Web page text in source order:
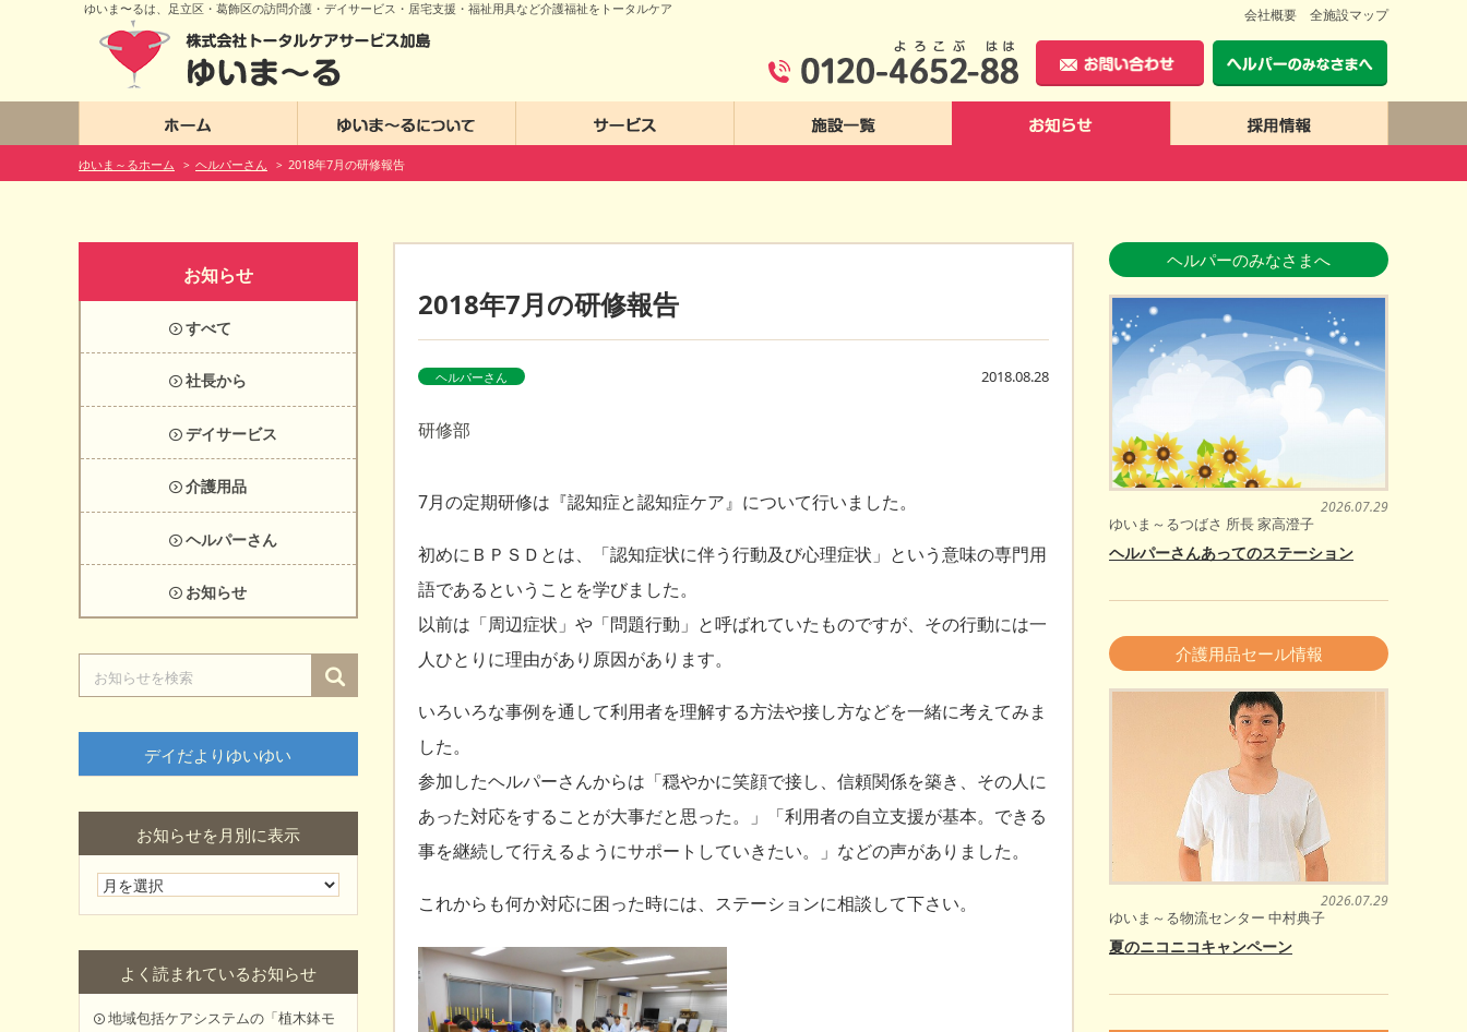
ゆいま〜るは、足立区・葛飾区の訪問介護・デイサービス・居宅支援・福祉用具など介護福祉をトータルケア 会社概要 全施設マップ
0120-4652-88
お問い合わせ
ゆいま～るについて サービス 施設一覧
ゆいま～るホーム > ヘルパーさん > 2018年7月の研修報告
2018年7月の研修報告
ヘルパーさん 2018.08.28
研修部
7月の定期研修は『認知症と認知症ケア』について行いました。
初めにＢＰＳＤとは、「認知症状に伴う行動及び心理症状」という意味の専門用
語であるということを学びました。
以前は「周辺症状」や「問題行動」と呼ばれていたものですが、その行動には一
人ひとりに理由があり原因があります。
いろいろな事例を通して利用者を理解する方法や接し方などを一緒に考えてみま
した。
参加したヘルパーさんからは「穏やかに笑顔で接し、信頼関係を築き、その人に
あった対応をすることが大事だと思った。」「利用者の自立支援が基本。できる
事を継続して行えるようにサポートしていきたい。」などの声がありました。
これからも何か対応に困った時には、ステーションに相談して下さい。
お知らせ
すべて
社長から
デイサービス
介護用品
ヘルパーさん
お知らせ
デイだよりゆいゆい
お知らせを月別に表示
よく読まれているお知らせ
地域包括ケアシステムの「植木鉢モ
ヘルパーのみなさまへ
2026.07.29
ゆいま～るつばさ 所長 家高澄子
ヘルパーさんあってのステーション
介護用品セール情報
2026.07.29
ゆいま～る物流センター 中村典子
夏のニコニコキャンペーン